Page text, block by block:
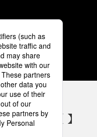
5
アカウント